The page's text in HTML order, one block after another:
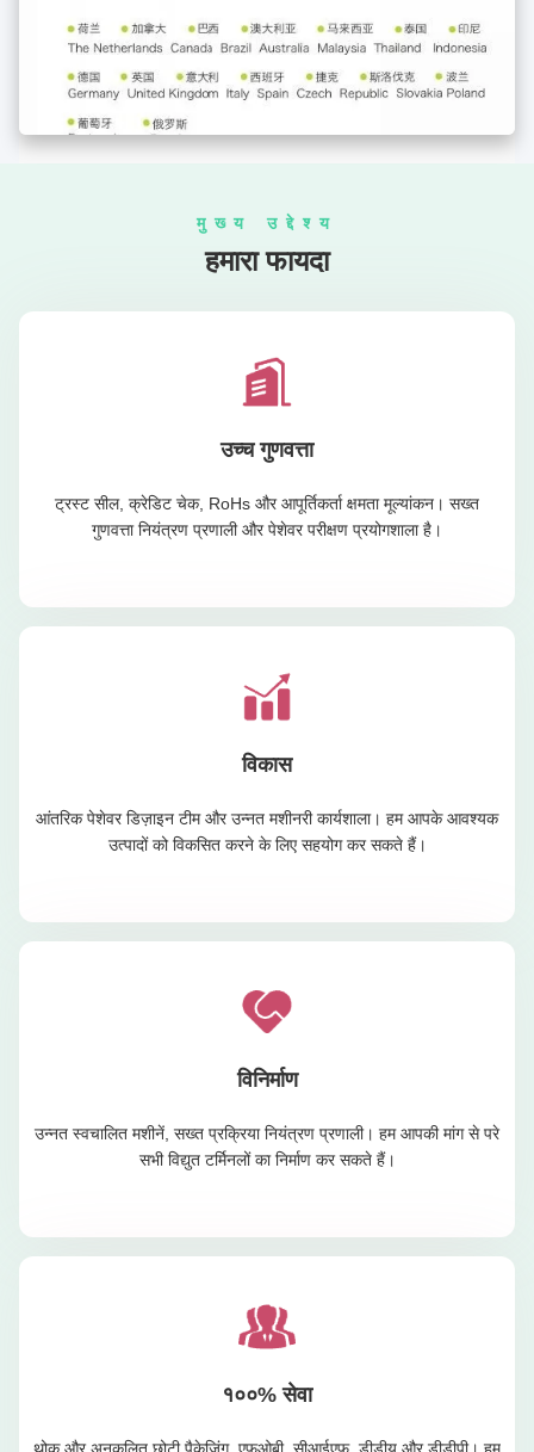
मुख्य उद्देश्य
हमारा फायदा
उच्च गुणवत्ता
ट्रस्ट सील, क्रेडिट चेक, RoHs और आपूर्तिकर्ता क्षमता मूल्यांकन। सख्त
गुणवत्ता नियंत्रण प्रणाली और पेशेवर परीक्षण प्रयोगशाला है।
विकास
आंतरिक पेशेवर डिज़ाइन टीम और उन्नत मशीनरी कार्यशाला। हम आपके आवश्यक
उत्पादों को विकसित करने के लिए सहयोग कर सकते हैं।
विनिर्माण
उन्नत स्वचालित मशीनें, सख्त प्रक्रिया नियंत्रण प्रणाली। हम आपकी मांग से परे
सभी विद्युत टर्मिनलों का निर्माण कर सकते हैं।
१००% सेवा
थोक और अनुकूलित छोटी पैकेजिंग, एफओबी, सीआईएफ, डीडीयू और डीडीपी। हम